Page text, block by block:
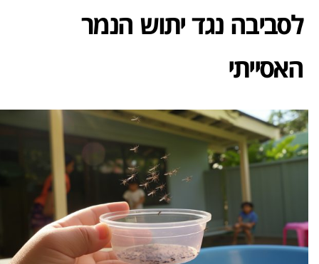
לסביבה נגד יתוש הנמר
האסייתי